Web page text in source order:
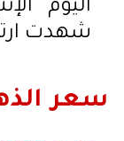
شهدت